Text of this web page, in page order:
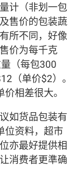
计（非划一包
售价的包装蔬
所不同，好像
价为每千克
（每包300
（单价$2）。
相差很大。
如货品包装有
位资料，超市
亦最好提供相
消费者更準确